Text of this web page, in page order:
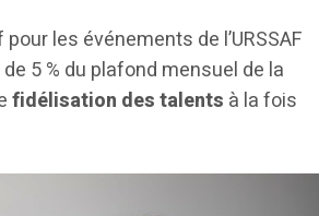
les événements de l’URSSAF
5 % du plafond mensuel de la
fidélisation des talents à la fois